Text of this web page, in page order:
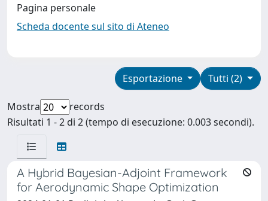
Pagina personale
Scheda docente sul sito di Ateneo
Tutti (2)
Esportazione
Mostra
records
Risultati 1 - 2 di 2 (tempo di esecuzione: 0.003 secondi).
A Hybrid Bayesian-Adjoint Framework
for Aerodynamic Shape Optimization